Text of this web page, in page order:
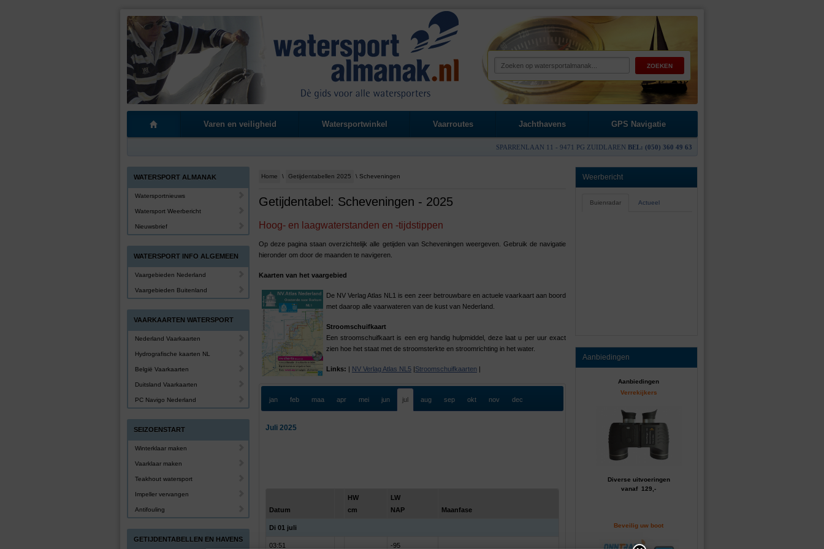
Varen en veiligheid Watersportwinkel Vaarroutes Jachthavens GPS Navigatie
SPARRENLAAN 11 - 9471 PG ZUIDLAREN BEL: (050) 360 49 63
Home \ Getijdentabellen 2025 \ Scheveningen
Getijdentabel: Scheveningen - 2025
Hoog- en laagwaterstanden en -tijdstippen
Op deze pagina staan overzichtelijk alle getijden van Scheveningen weergeven. Gebruik de navigatie
hieronder om door de maanden te navigeren.
Kaarten van het vaargebied
De NV Verlag Atlas NL1 is een zeer betrouwbare en actuele vaarkaart aan boord
met daarop alle vaarwateren van de kust van Nederland.
Stroomschuifkaart
Een stroomschuifkaart is een erg handig hulpmiddel, deze laat u per uur exact
zien hoe het staat met de stroomsterkte en stroomrichting in het water.
Links: | NV Verlag Atlas NL5 |Stroomschuifkaarten |
jan feb maa apr mei jun jul aug sep okt nov dec
Juli 2025
Datum
HW
cm
LW
NAP
Maanfase
Di 01 juli
03:51 -95
Weerbericht
Buienradar Actueel
Aanbiedingen
Aanbiedingen
Verrekijkers
Diverse uitvoeringen
vanaf 129,-
Beveilig uw boot
WATERSPORT ALMANAK
Watersportnieuws
Watersport Weerbericht
Nieuwsbrief
WATERSPORT INFO ALGEMEEN
Vaargebieden Nederland
Vaargebieden Buitenland
VAARKAARTEN WATERSPORT
Nederland Vaarkaarten
Hydrografische kaarten NL
België Vaarkaarten
Duitsland Vaarkaarten
PC Navigo Nederland
SEIZOENSTART
Winterklaar maken
Vaarklaar maken
Teakhout watersport
Impeller vervangen
Antifouling
GETIJDENTABELLEN EN HAVENS